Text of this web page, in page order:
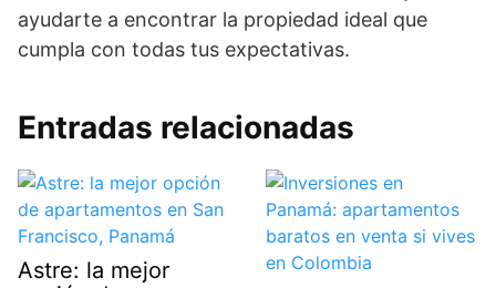
ayudarte a encontrar la propiedad ideal que
cumpla con todas tus expectativas.
Entradas relacionadas
Astre: la mejor